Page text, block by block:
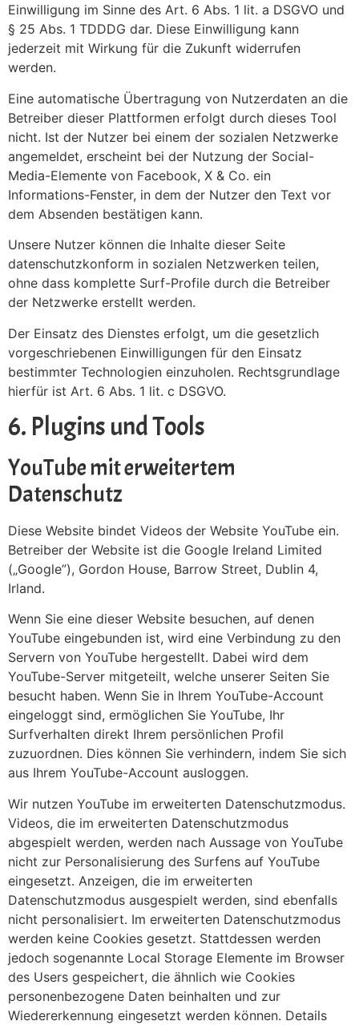
Einwilligung im Sinne des Art. 6 Abs. 1 lit. a DSGVO und
§ 25 Abs. 1 TDDDG dar. Diese Einwilligung kann
jederzeit mit Wirkung für die Zukunft widerrufen
werden.
Eine automatische Übertragung von Nutzerdaten an die
Betreiber dieser Plattformen erfolgt durch dieses Tool
nicht. Ist der Nutzer bei einem der sozialen Netzwerke
angemeldet, erscheint bei der Nutzung der Social-
Media-Elemente von Facebook, X & Co. ein
Informations-Fenster, in dem der Nutzer den Text vor
dem Absenden bestätigen kann.
Unsere Nutzer können die Inhalte dieser Seite
datenschutzkonform in sozialen Netzwerken teilen,
ohne dass komplette Surf-Profile durch die Betreiber
der Netzwerke erstellt werden.
Der Einsatz des Dienstes erfolgt, um die gesetzlich
vorgeschriebenen Einwilligungen für den Einsatz
bestimmter Technologien einzuholen. Rechtsgrundlage
hierfür ist Art. 6 Abs. 1 lit. c DSGVO.
6. Plugins und Tools
YouTube mit erweitertem
Datenschutz
Diese Website bindet Videos der Website YouTube ein.
Betreiber der Website ist die Google Ireland Limited
(„Google”), Gordon House, Barrow Street, Dublin 4,
Irland.
Wenn Sie eine dieser Website besuchen, auf denen
YouTube eingebunden ist, wird eine Verbindung zu den
Servern von YouTube hergestellt. Dabei wird dem
YouTube-Server mitgeteilt, welche unserer Seiten Sie
besucht haben. Wenn Sie in Ihrem YouTube-Account
eingeloggt sind, ermöglichen Sie YouTube, Ihr
Surfverhalten direkt Ihrem persönlichen Profil
zuzuordnen. Dies können Sie verhindern, indem Sie sich
aus Ihrem YouTube-Account ausloggen.
Wir nutzen YouTube im erweiterten Datenschutzmodus.
Videos, die im erweiterten Datenschutzmodus
abgespielt werden, werden nach Aussage von YouTube
nicht zur Personalisierung des Surfens auf YouTube
eingesetzt. Anzeigen, die im erweiterten
Datenschutzmodus ausgespielt werden, sind ebenfalls
nicht personalisiert. Im erweiterten Datenschutzmodus
werden keine Cookies gesetzt. Stattdessen werden
jedoch sogenannte Local Storage Elemente im Browser
des Users gespeichert, die ähnlich wie Cookies
personenbezogene Daten beinhalten und zur
Wiedererkennung eingesetzt werden können. Details